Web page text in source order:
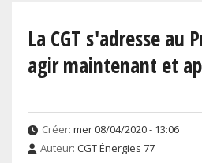
La CGT s'adresse au
agir maintenant et
Créer: mer 08/04/2020 - 13:06
Auteur: CGT Énergies 77